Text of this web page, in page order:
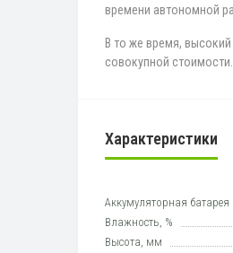
времени автономной
В то же время,
совокупной стоимости.
Характеристики
Аккумуляторная батарея
Влажность, %
Высота, мм